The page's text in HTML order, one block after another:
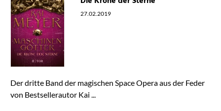
27.02.2019
Der dritte Band der magischen Space Opera aus der Feder
von Bestsellerautor Kai ...